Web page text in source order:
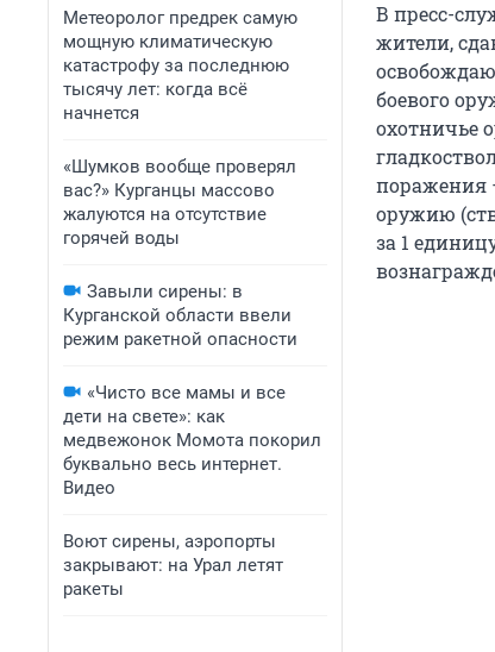
Метеоролог предрек самую
мощную климатическую
катастрофу за последнюю
тысячу лет: когда всё
начнется
«Шумков вообще проверял
вас?» Курганцы массово
жалуются на отсутствие
горячей воды
Завыли сирены: в
Курганской области ввели
режим ракетной опасности
«Чисто все мамы и все
дети на свете»: как
медвежонок Момота покорил
буквально весь интернет.
Видео
Воют сирены, аэропорты
закрывают: на Урал летят
ракеты
В пресс-
жители,
боевого
охотничье
поражения
оружию
за 1